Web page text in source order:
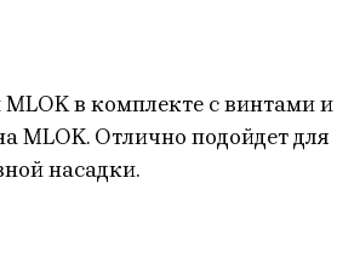
в комплекте с винтами и
MLOK. Отлично подойдет для
насадки.